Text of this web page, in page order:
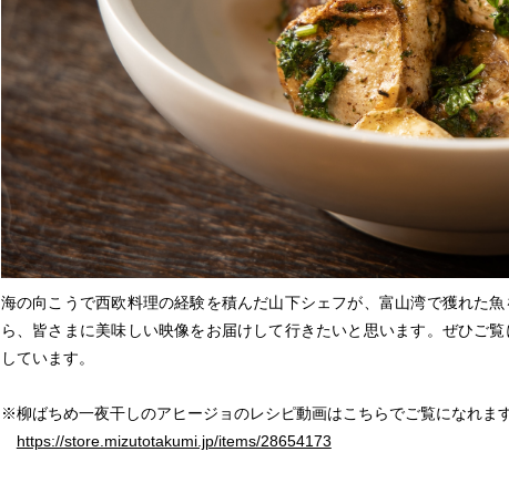
海の向こうで西欧料理の経験を積んだ山下シェフが、富山湾で獲れた
ら、皆さまに美味しい映像をお届けして行きたいと思います。ぜひご
しています。
※柳ばちめ一夜干しのアヒージョのレシピ動画はこちらでご覧になれます
https://store.mizutotakumi.jp/items/28654173